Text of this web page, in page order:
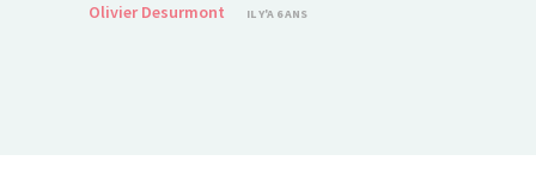
Olivier Desurmont
IL Y'A 6 ANS